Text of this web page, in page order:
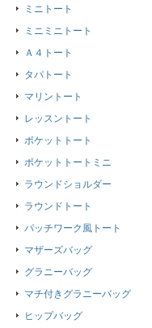
ミニトート
ミニミニトート
Ａ４トート
タパトート
マリントート
レッスントート
ポケットトート
ポケットトートミニ
ラウンドショルダー
ラウンドトート
パッチワーク風トート
マザーズバッグ
グラニーバッグ
マチ付きグラニーバッグ
ヒップバッグ